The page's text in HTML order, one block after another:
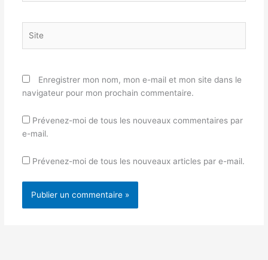
Enregistrer mon nom, mon e-mail et mon site dans le
navigateur pour mon prochain commentaire.
Prévenez-moi de tous les nouveaux commentaires par
e-mail.
Prévenez-moi de tous les nouveaux articles par e-mail.